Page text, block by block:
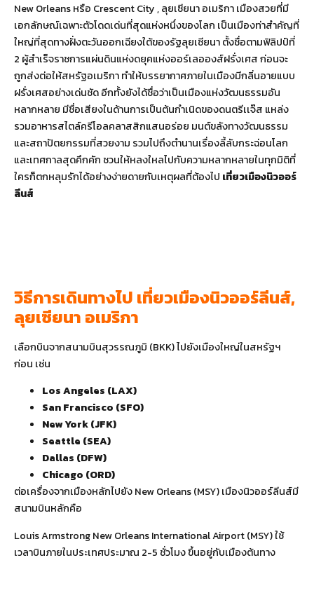
New Orleans หรือ Crescent City , ลุยเซียนา อเมริกา เมืองสวยที่มี
เอกลักษณ์เฉพาะตัวโดดเด่นที่สุดแห่งหนึ่งของโลก เป็นเมืองท่าสำคัญที่
ใหญ่ที่สุดทางฝั่งตะวันออกเฉียงใต้ของรัฐลุยเซียนา ตั้งชื่อตามฟิลิปป์ที่
2 ผู้สำเร็จราชการแผ่นดินแห่งดยุคแห่งออร์เลอองส์ฝรั่งเศส ก่อนจะ
ถูกส่งต่อให้สหรัฐอเมริกา ทำให้บรรยากาศภายในเมืองมีกลิ่นอายแบบ
ฝรั่งเศสอย่างเด่นชัด อีกทั้งยังได้ชื่อว่าเป็นเมืองแห่งวัฒนธรรมอัน
หลากหลาย มีชื่อเสียงในด้านการเป็นต้นกำเนิดของดนตรีเเจ๊ส แหล่ง
รวมอาหารสไตล์ครีโอลคลาสสิกแสนอร่อย มนต์ขลังทางวัฒนธรรม
และสถาปัตยกรรมที่สวยงาม รวมไปถึงตำนานเรื่องลี้ลับกระฉ่อนโลก
และเทศกาลสุดคึกคัก ชวนให้หลงใหลไปกับความหลากหลายในทุกมิติที่
ใครก็ตกหลุมรักได้อย่างง่ายดายกับเหตุผลที่ต้องไป เที่ยวเมืองนิวออร์
ลีนส์
วิธีการเดินทางไป เที่ยวเมืองนิวออร์ลีนส์,
ลุยเซียนา อเมริกา
เลือกบินจากสนามบินสุวรรณภูมิ (BKK) ไปยังเมืองใหญ่ในสหรัฐฯ
ก่อน เช่น
Los Angeles (LAX)
San Francisco (SFO)
New York (JFK)
Seattle (SEA)
Dallas (DFW)
Chicago (ORD)
ต่อเครื่องจากเมืองหลักไปยัง New Orleans (MSY) เมืองนิวออร์ลีนส์มี
สนามบินหลักคือ
Louis Armstrong New Orleans International Airport (MSY) ใช้
เวลาบินภายในประเทศประมาณ 2-5 ชั่วโมง ขึ้นอยู่กับเมืองต้นทาง